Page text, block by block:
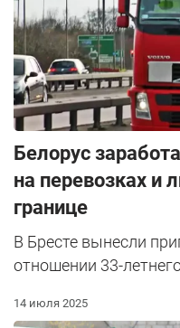
Белорус
на перевозках и
границе
В Бресте вынесли
отношении 33-
14 июля 2025